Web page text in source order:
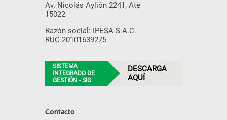
Av. Nicolás Aylión 2241, Ate
15022
Razón social: IPESA S.A.C.
RUC 20101639275
SISTEMA
INTEGRADO DE
GESTIÓN - SIG
DESCARGA
AQUÍ
Contacto